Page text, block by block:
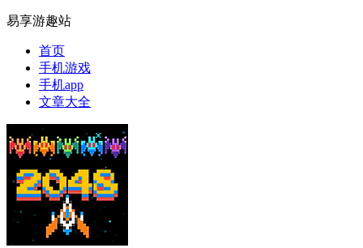
易享游趣站
首页
手机游戏
手机app
文章大全